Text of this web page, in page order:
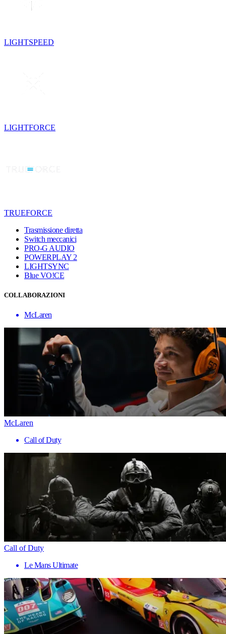
LIGHTSPEED
LIGHTFORCE
TRUEFORCE
Trasmissione diretta
Switch meccanici
PRO-G AUDIO
POWERPLAY 2
LIGHTSYNC
Blue VO!CE
COLLABORAZIONI
McLaren
McLaren
Call of Duty
Call of Duty
Le Mans Ultimate